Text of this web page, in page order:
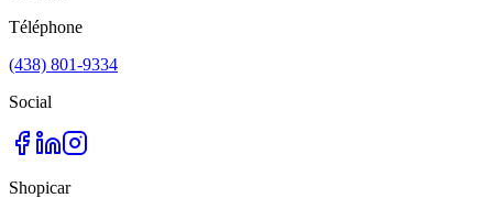
Téléphone
(438) 801-9334
Social
Shopicar